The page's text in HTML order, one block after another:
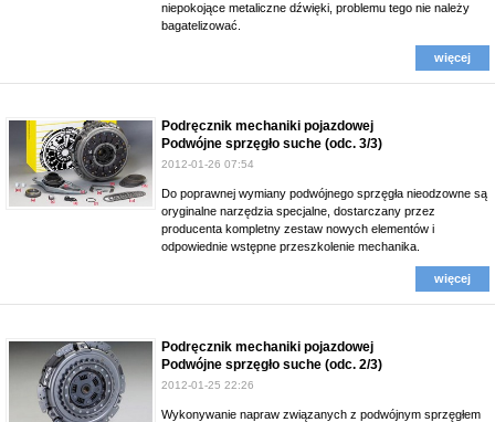
niepokojące metaliczne dźwięki, problemu tego nie należy
bagatelizować.
więcej
Podręcznik mechaniki pojazdowej
Podwójne sprzęgło suche (odc. 3/3)
2012-01-26 07:54
Do poprawnej wymiany podwójnego sprzęgła nieodzowne są
oryginalne narzędzia specjalne, dostarczany przez
producenta kompletny zestaw nowych elementów i
odpowiednie wstępne przeszkolenie mechanika.
więcej
Podręcznik mechaniki pojazdowej
Podwójne sprzęgło suche (odc. 2/3)
2012-01-25 22:26
Wykonywanie napraw związanych z podwójnym sprzęgłem